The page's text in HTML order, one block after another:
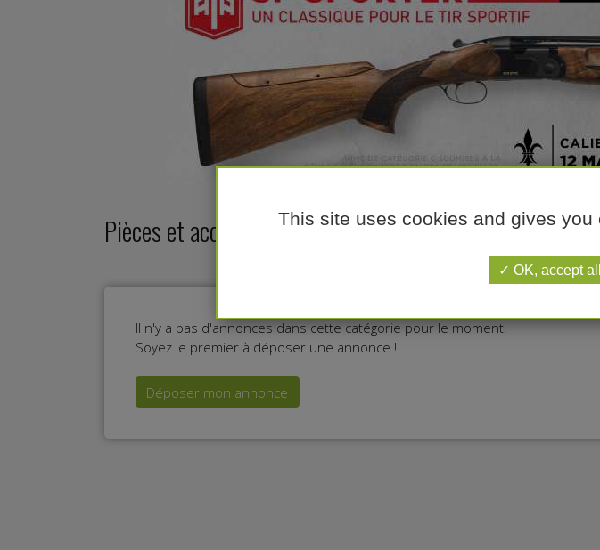
Pièces et accessoires pour trompes
Il n'y a pas d'annonces dans cette catégorie pour le moment.
Soyez le premier à déposer une annonce !
Déposer mon annonce
This site uses cookies and gives
OK, accept all